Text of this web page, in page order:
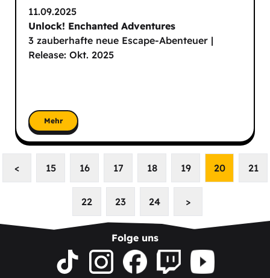
11.09.2025
Unlock! Enchanted Adventures
3 zauberhafte neue Escape-Abenteuer |
Release: Okt. 2025
Mehr
< 15 16 17 18 19 20 21
22 23 24 >
Folge uns